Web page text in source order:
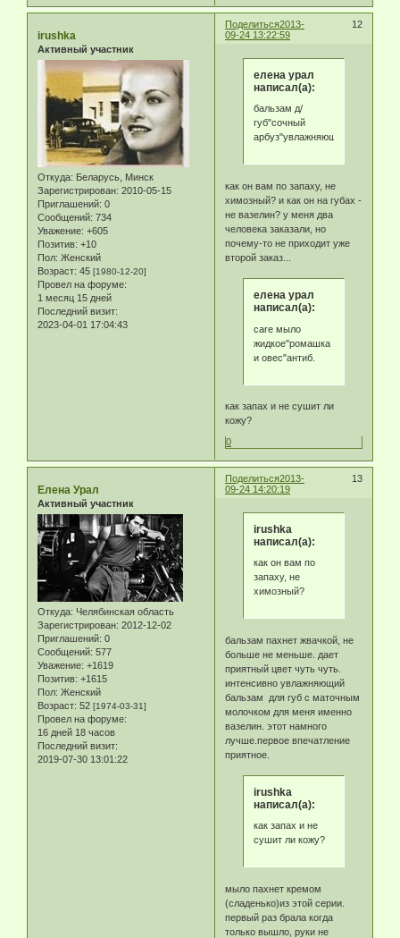
Поделиться 12
2013-
09-24 13:22:59
irushka
Активный участник
Откуда: Беларусь, Минск
Зарегистрирован: 2010-05-15
Приглашений: 0
Сообщений: 734
Уважение: +605
Позитив: +10
Пол: Женский
Возраст: 45 [1980-12-20]
Провел на форуме:
1 месяц 15 дней
Последний визит:
2023-04-01 17:04:43
елена урал
написал(а):
бальзам д/
губ"сочный
арбуз"увлажняющий
как он вам по запаху, не
химозный? и как он на губах -
не вазелин? у меня два
человека заказали, но
почему-то не приходит уже
второй заказ...
елена урал
написал(а):
care мыло
жидкое"ромашка
и овес"антиб.
как запах и не сушит ли
кожу?
0
Поделиться 13
2013-
09-24 14:20:19
Елена Урал
Активный участник
Откуда: Челябинская область
Зарегистрирован: 2012-12-02
Приглашений: 0
Сообщений: 577
Уважение: +1619
Позитив: +1615
Пол: Женский
Возраст: 52 [1974-03-31]
Провел на форуме:
16 дней 18 часов
Последний визит:
2019-07-30 13:01:22
irushka
написал(а):
как он вам по
запаху, не
химозный?
бальзам пахнет жвачкой, не
больше не меньше. дает
приятный цвет чуть чуть.
интенсивно увлажняющий
бальзам для губ с маточным
молочком для меня именно
вазелин. этот намного
лучше.первое впечатление
приятное.
irushka
написал(а):
как запах и не
сушит ли кожу?
мыло пахнет кремом
(сладенько)из этой серии.
первый раз брала когда
только вышло, руки не